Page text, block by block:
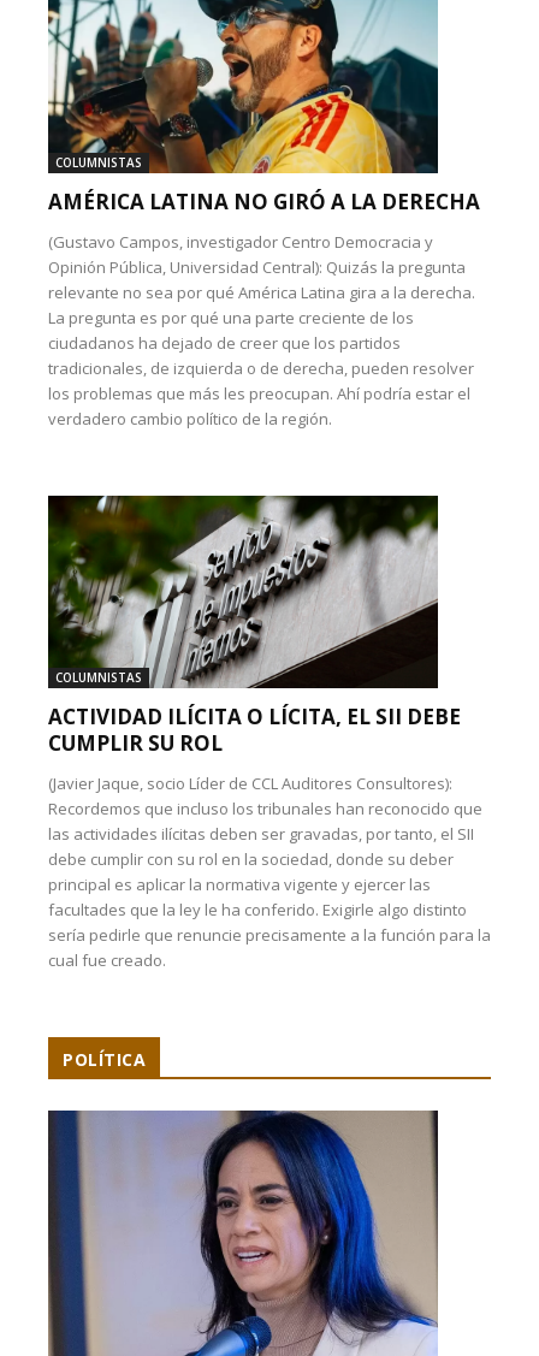
COLUMNISTAS
AMÉRICA LATINA NO GIRÓ A LA DERECHA
(Gustavo Campos, investigador Centro Democracia y
Opinión Pública, Universidad Central): Quizás la pregunta
relevante no sea por qué América Latina gira a la derecha.
La pregunta es por qué una parte creciente de los
ciudadanos ha dejado de creer que los partidos
tradicionales, de izquierda o de derecha, pueden resolver
los problemas que más les preocupan. Ahí podría estar el
verdadero cambio político de la región.
COLUMNISTAS
ACTIVIDAD ILÍCITA O LÍCITA, EL SII DEBE
CUMPLIR SU ROL
(Javier Jaque, socio Líder de CCL Auditores Consultores):
Recordemos que incluso los tribunales han reconocido que
las actividades ilícitas deben ser gravadas, por tanto, el SII
debe cumplir con su rol en la sociedad, donde su deber
principal es aplicar la normativa vigente y ejercer las
facultades que la ley le ha conferido. Exigirle algo distinto
sería pedirle que renuncie precisamente a la función para la
cual fue creado.
POLÍTICA